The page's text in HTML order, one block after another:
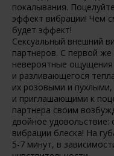
покалывания.
эффект вибрации! Чем
будет эффект!
Сексуальный внешний
партнеров. С первой
невероятные
и разливающегося
их розовыми и
и приглашающими к
партнера своим
двойное
вибрации блеска! На
5-7 минут, в